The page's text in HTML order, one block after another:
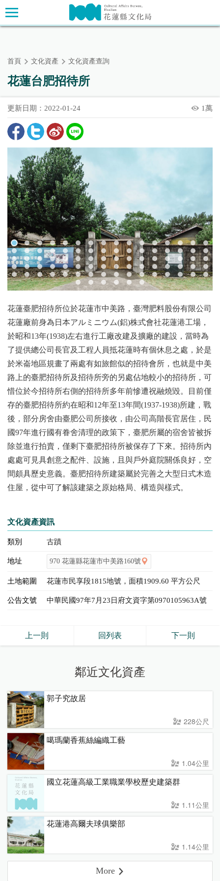
跳
到
主
主要內容區塊
首頁 文化資產 文化資產查詢
花蓮台肥招待所
更新日期：2022-01-24 1萬
花蓮臺肥招待所位於花蓮市中美路，臺灣肥料股份有限公司
花蓮廠前身為日本アルミニウム(鋁)株式會社花蓮港工場，
於昭和13年(1938)左右進行工廠改建及擴廠的建設，當時為
了提供總公司長官及工程人員抵花蓮時有個休息之處，於是
於米崙地區規畫了兩處有如旅館似的招待會所，也就是中美
路上的臺肥招待所及招待所旁的另處佔地較小的招待所，可
惜位於今招待所右側的招待所多年前慘遭祝融燒毀。目前僅
存的臺肥招待所約在昭和12年至13年間(1937-1938)所建，戰
後，部分房舍由臺肥公司所接收，由公司高階長官居住，民
國97年進行國有眷舍清理的政策下，臺肥所屬的宿舍皆被拆
除並進行拍賣，僅剩下臺肥招待所被保存了下來。招待所內
處處可見具創意之配件、設施，且與戶外庭院關係良好，空
間頗具歷史意義。臺肥招待所建築屬於完善之大型日式木造
住屋，從中可了解該建築之原始格局、構造與樣式。
文化資產資訊
類別 古蹟
地址 970 花蓮縣花蓮市中美路160號
土地範圍 花蓮市民享段1815地號，面積1909.60 平方公尺
公告文號 中華民國97年7月23日府文資字第0970105963A號
上一則 回列表 下一則
鄰近文化資產
郭子究故居
228公尺
噶瑪蘭香蕉絲編織工藝
1.04公里
國立花蓮高級工業職業學校歷史建築群
1.11公里
花蓮港高爾夫球俱樂部
1.14公里
More